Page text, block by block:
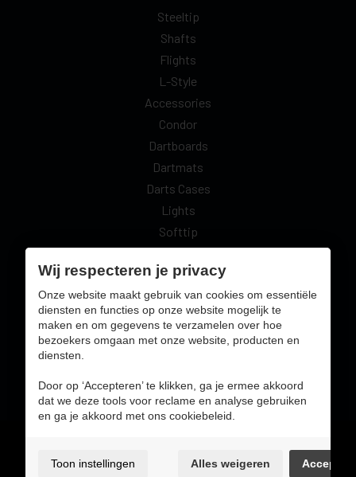
Steeltip
Shafts
Flights
L-Style
Accessories
Condor
Dartboards
Dartmats
Darts Cases
Lights
Softtip
Vrije Tijd
Veilig online betalen met:
Sitemap
Wij respecteren je privacy
Onze website maakt gebruik van cookies om essentiële
diensten en functies op onze website mogelijk te
maken en om gegevens te verzamelen over hoe
bezoekers omgaan met onze website, producten en
diensten.
Door op ‘Accepteren’ te klikken, ga je ermee akkoord
dat we deze tools voor reclame en analyse gebruiken
en ga je akkoord met ons cookiebeleid.
Toon instellingen Alles weigeren